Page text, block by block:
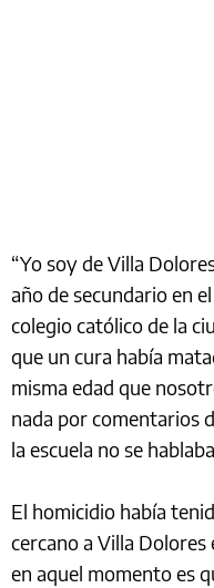
“Yo soy de Villa
año de secundario en
colegio católico de la
que un cura había
misma edad que
nada por comentarios
la escuela no se
El homicidio había
cercano a Villa Dolores
en aquel momento es